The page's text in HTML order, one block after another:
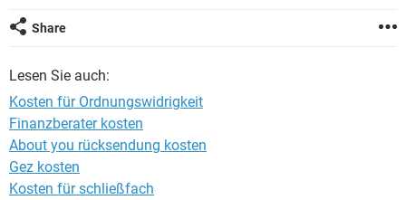
Share
Lesen Sie auch:
Kosten für Ordnungswidrigkeit
Finanzberater kosten
About you rücksendung kosten
Gez kosten
Kosten für schließfach